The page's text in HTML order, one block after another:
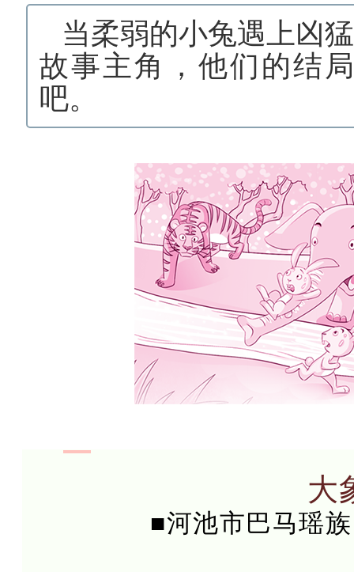
当柔弱的小兔遇上凶
故事主角，他们的结
吧。
大
■河池市巴马瑶